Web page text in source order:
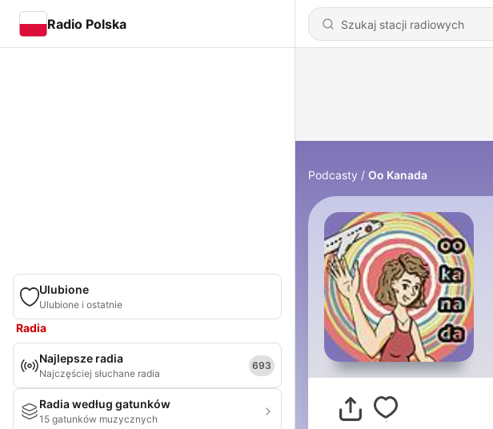
Radio Polska
Ulubione
Ulubione i ostatnie
Radia
Najlepsze radia
Najczęściej słuchane radia
693
Radia według gatunków
15 gatunków muzycznych
Podcasty Oo Kanada